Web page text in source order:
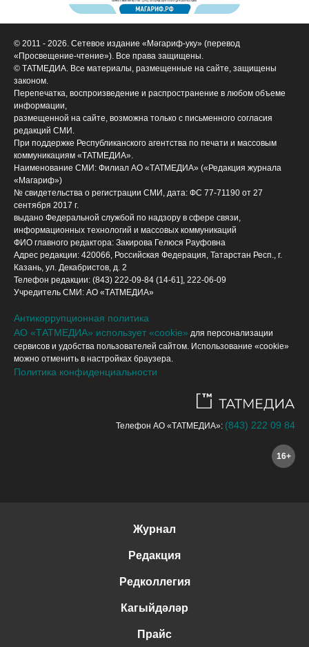
© 2011 - 2026. Сетевое издание «Мәгариф-уку» (перевод
«Просвещение-чтение»). Все права защищены.
© ТАТМЕДИА. Все материалы, размещенные на сайте, защищены
законом.
Перепечатка, воспроизведение и распространение в любом объеме
информации,
размещенной на сайте, возможна только с письменного согласия
редакций СМИ.
При поддержке Республиканского агентства по печати и массовым
коммуникациям «ТАТМЕДИА».
Наименование СМИ: Филиал АО «ТАТМЕДИА» («Редакция журнала
«Магариф»)
№ свидетельства о регистрации СМИ, дата: ФС 77-71190 от 27
сентября 2017 г.
выдано Федеральной службой по надзору в сфере связи,
информационных технологий и массовых коммуникаций
ФИО главного редактора: Закирова Гелюся Рауфовна
Адрес редакции: 420066, Российская Федерация, Татарстан Респ., г.
Казань, ул. Декабристов, д. 2
Телефон редакции: (843) 222-09-84 (14-61], 222-06-09
Учредитель СМИ: АО «ТАТМЕДИА»
Антикоррупционная политика
АО «ТАТМЕДИА» использует «cookie» для персонализации
сервисов и удобства пользователей сайтом. Использование «cookie»
можно отменить в настройках браузера.
Политика конфиденциальности
Телефон АО «ТАТМЕДИА»: (843) 222 09 84
16+
Журнал
Редакция
Редколлегия
Кагыйдәләр
Прайс